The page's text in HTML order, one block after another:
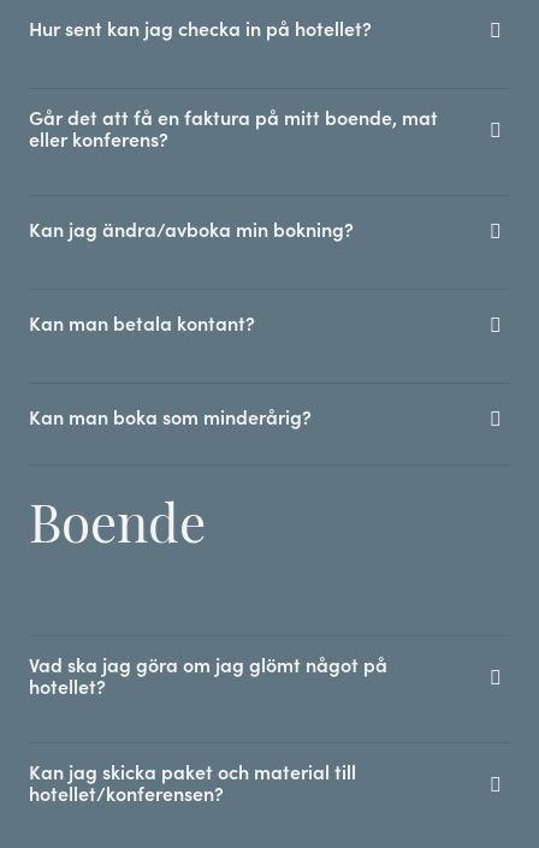
Hur sent kan jag checka in på hotellet?
Går det att få en faktura på mitt boende, mat
eller konferens?
Kan jag ändra/avboka min bokning?
Kan man betala kontant?
Kan man boka som minderårig?
Boende
Vad ska jag göra om jag glömt något på
hotellet?
Kan jag skicka paket och material till
hotellet/konferensen?